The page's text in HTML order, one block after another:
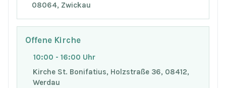
08064, Zwickau
Offene Kirche
10:00 - 16:00 Uhr
Kirche St. Bonifatius, Holzstraße 36, 08412,
Werdau